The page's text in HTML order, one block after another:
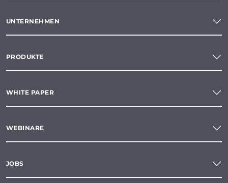
UNTERNEHMEN
PRODUKTE
WHITE PAPER
WEBINARE
JOBS